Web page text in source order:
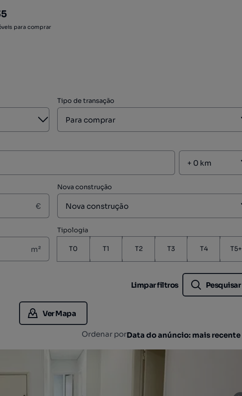
para comprar
Aberto
Tipo de transação
Nova construção
€
m²
Tipologia
T0 T1 T2 T3 T4 T5+
Limpar filtros Pesquisar
Ver Mapa
Ordenar porData do anúncio: mais recente